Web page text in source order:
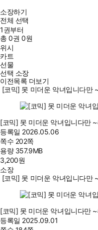
소장하기
전체 선택
1권부터
총0권 0원
위시
카트
선물
선택 소장
이전목록 더보기
[코믹] 못 미더운 악녀입니다만
[코믹] 못 미더운 악녀입니다만
등록일 2026.05.06
쪽수 202쪽
용량 357.9MB
3,200원
소장
[코믹] 못 미더운 악녀입니다만
[코믹] 못 미더운 악녀입니다만
등록일 2025.09.01